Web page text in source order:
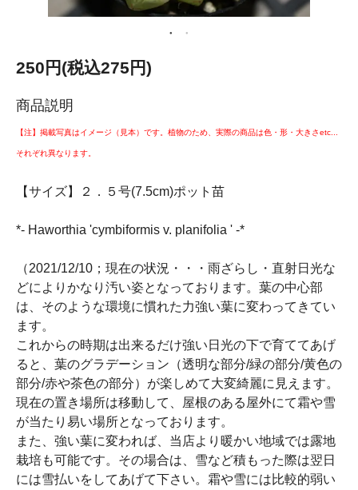
250円(税込275円)
商品説明
【注】掲載写真はイメージ（見本）です。植物のため、実際の商品は色・形・大きさetc...
それぞれ異なります。
【サイズ】２．５号(7.5cm)ポット苗
*- Haworthia 'cymbiformis v. planifolia ' -*
（2021/12/10；現在の状況・・・雨ざらし・直射日光な
どによりかなり汚い姿となっております。葉の中心部
は、そのような環境に慣れた力強い葉に変わってきてい
ます。
これからの時期は出来るだけ強い日光の下で育ててあげ
ると、葉のグラデーション（透明な部分/緑の部分/黄色の
部分/赤や茶色の部分）が楽しめて大変綺麗に見えます。
現在の置き場所は移動して、屋根のある屋外にて霜や雪
が当たり易い場所となっております。
また、強い葉に変われば、当店より暖かい地域では露地
栽培も可能です。その場合は、雪など積もった際は翌日
には雪払いをしてあげて下さい。霜や雪には比較的弱い